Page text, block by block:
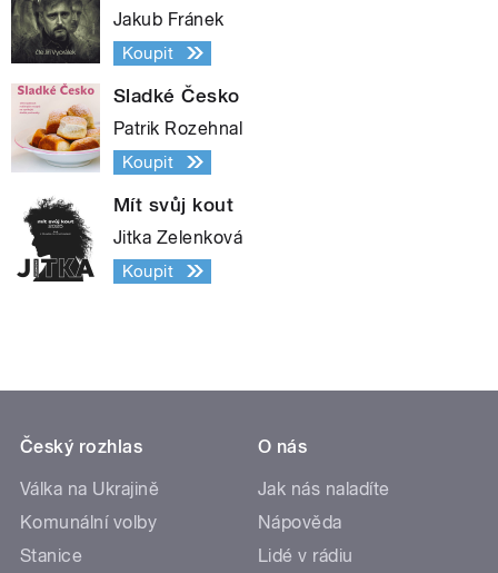
Jakub Fránek
Koupit
Sladké Česko
Patrik Rozehnal
Koupit
Mít svůj kout
Jitka Zelenková
Koupit
Český rozhlas
Válka na Ukrajině
Komunální volby
Stanice
O nás
Jak nás naladíte
Nápověda
Lidé v rádiu